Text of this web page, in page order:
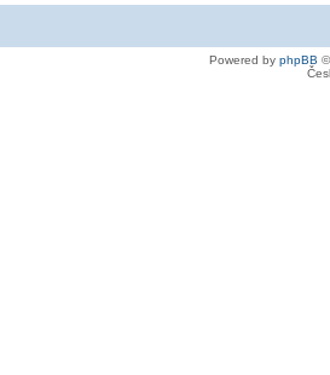
Powered by phpBB